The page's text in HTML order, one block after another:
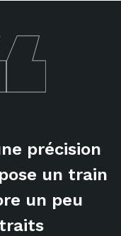
précision
un train
un peu